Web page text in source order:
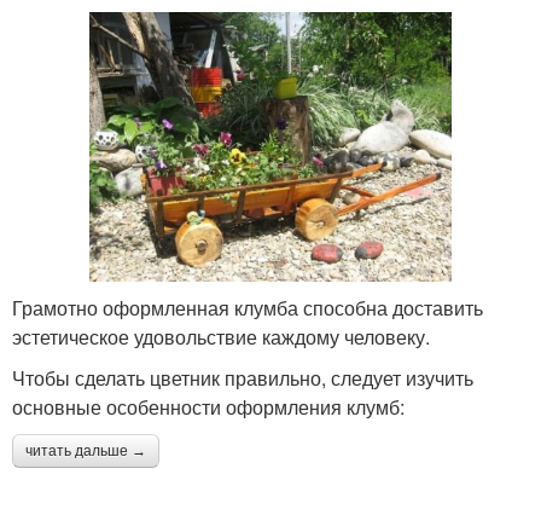
Грамотно оформленная клумба способна доставить
эстетическое удовольствие каждому человеку.
Чтобы сделать цветник правильно, следует изучить
основные особенности оформления клумб:
читать дальше →